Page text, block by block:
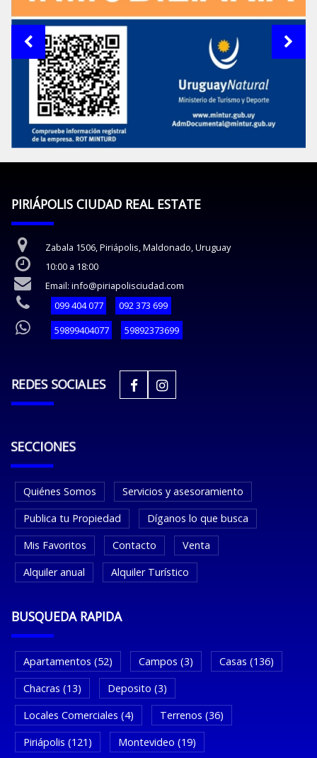
PIRIÁPOLIS CIUDAD REAL ESTATE
Zabala 1506, Piriápolis, Maldonado, Uruguay
10:00 a 18:00
Email: info@piriapolisciudad.com
099 404 077
092 373 699
59899404077
59892373699
REDES SOCIALES
SECCIONES
Quiénes Somos
Servicios y asesoramiento
Publica tu Propiedad
Díganos lo que busca
Mis Favoritos
Contacto
Venta
Alquiler anual
Alquiler Turístico
BUSQUEDA RAPIDA
Apartamentos (52) Campos (3)
Casas (136)
Chacras (13)
Deposito (3)
Locales Comerciales (4)
Terrenos (36)
Piriápolis (121)
Montevideo (19)